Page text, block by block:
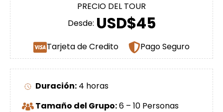
PRECIO DEL TOUR
Desde: USD$45
Tarjeta de Credito Pago Seguro
Duración: 4 horas
Tamaño del Grupo:6 – 10 Personas